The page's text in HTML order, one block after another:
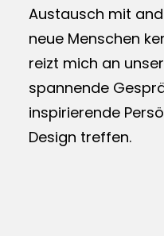
Austausch mit
neue Menschen
reizt mich an
spannende
inspirierende
Design treffen.